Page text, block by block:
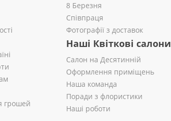
грошей
8 Березня
Співпраця
Фотографії з доставок
Наші Квіткові салони
Салон на Десятинній
Оформлення приміщень
Наша команда
Поради з флористики
Наші роботи